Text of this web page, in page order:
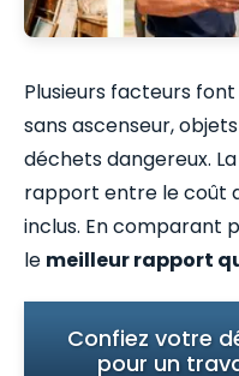
Plusieurs facteurs
sans ascenseur,
déchets dangereux.
rapport entre le coût
inclus. En comparant
le meilleur rapport
Confiez votre
pour un